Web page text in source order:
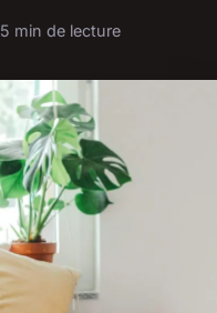
5 min de lecture